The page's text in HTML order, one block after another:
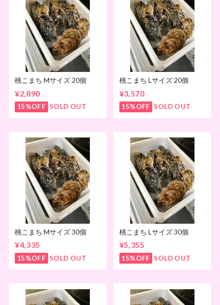
桃こまち Mサイズ 20個
¥2,890
15%OFF SOLD OUT
桃こまち Lサイズ 20個
¥3,570
15%OFF SOLD OUT
桃こまち Mサイズ 30個
¥4,335
15%OFF SOLD OUT
桃こまち Lサイズ 30個
¥5,355
15%OFF SOLD OUT